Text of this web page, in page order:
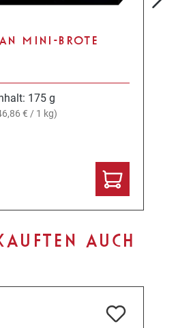
MINI-BROTE
175 g
€ / 1 kg)
AUCH